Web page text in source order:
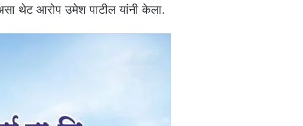
थेट आरोप उमेश पाटील यांनी केला.